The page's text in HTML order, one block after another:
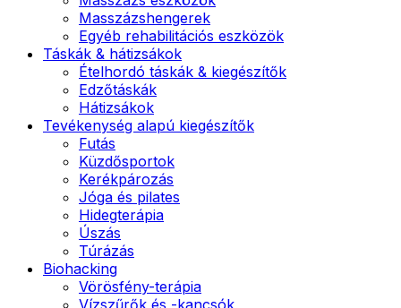
Masszázshengerek
Egyéb rehabilitációs eszközök
Táskák & hátizsákok
Ételhordó táskák & kiegészítők
Edzőtáskák
Hátizsákok
Tevékenység alapú kiegészítők
Futás
Küzdősportok
Kerékpározás
Jóga és pilates
Hidegterápia
Úszás
Túrázás
Biohacking
Vörösfény-terápia
Vízszűrők és -kancsók